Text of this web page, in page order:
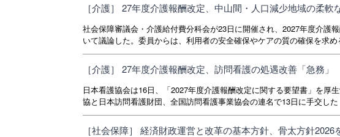
［介護］ 27年度介護報酬改定、中山間・人口減少地域の柔軟
社会保障審議会・介護給付費分科会が23日に開催され、2027年度介護
いて議論した。委員からは、利用者の安全確保やケアの質の確保を求
［介護］ 27年度介護報酬改定、訪問看護の処遇改善「急務
日本看護協会は16日、「2027年度介護報酬改定に関する要望書」を
協と日本訪問看護財団、全国訪問看護事業協会の連名で13日に手交し
［社会保障］ 経済財政運営と改革の基本方針、骨太方針